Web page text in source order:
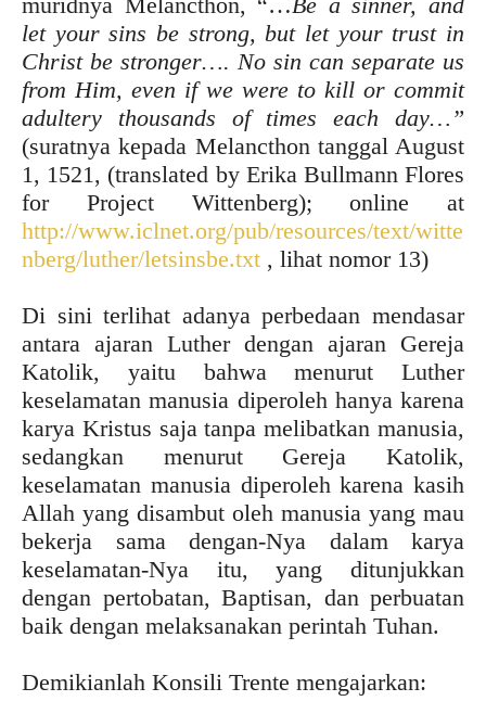
let your sins be strong, but let your trust in
Christ be stronger…. No sin can separate us
from Him, even if we were to kill or commit
adultery thousands of times each day…”
(suratnya kepada Melancthon tanggal August
1, 1521, (translated by Erika Bullmann Flores
for Project Wittenberg); online at
http://www.iclnet.org/pub/resources/text/witte
nberg/luther/letsinsbe.txt , lihat nomor 13)
Di sini terlihat adanya perbedaan mendasar
antara ajaran Luther dengan ajaran Gereja
Katolik, yaitu bahwa menurut Luther
keselamatan manusia diperoleh hanya karena
karya Kristus saja tanpa melibatkan manusia,
sedangkan menurut Gereja Katolik,
keselamatan manusia diperoleh karena kasih
Allah yang disambut oleh manusia yang mau
bekerja sama dengan-Nya dalam karya
keselamatan-Nya itu, yang ditunjukkan
dengan pertobatan, Baptisan, dan perbuatan
baik dengan melaksanakan perintah Tuhan.
Demikianlah Konsili Trente mengajarkan: